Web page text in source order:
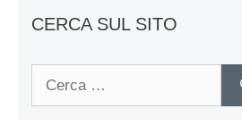
CERCA SUL SITO